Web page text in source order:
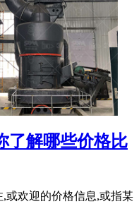
了解哪些价格比
或欢迎的价格信息,或指某